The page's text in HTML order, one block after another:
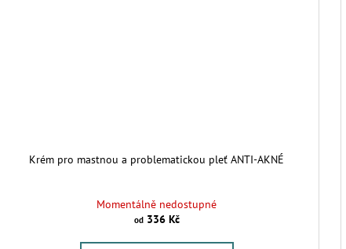
Krém pro mastnou a problematickou pleť ANTI-AKNÉ
Momentálně nedostupné
od336 Kč